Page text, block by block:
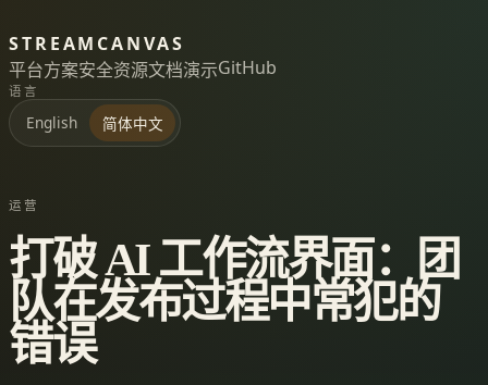
STREAMCANVAS
平台方案安全资源文档演示GitHub
语言
English 简体中文
运营
打破 AI 工作流界面：团
队在发布过程中常犯的
错误